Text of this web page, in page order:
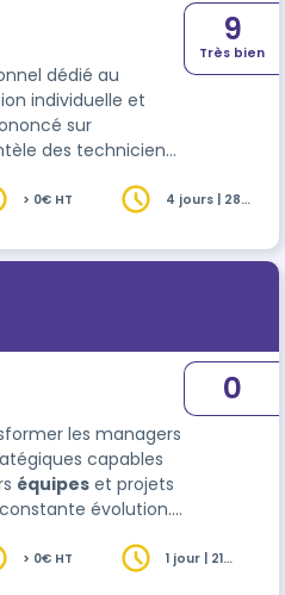
dédié au
individuelle et
sur
des techniciens
dans la montée
collaborateurs.
9
Très bien
> 0€ HT
4 jours | 28
les managers
capables
équipes et projets
évolution.
les participants
0
> 0€ HT
1 jour | 21